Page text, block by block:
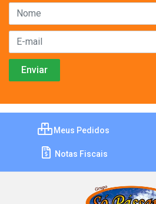
Meus Pedidos
Notas Fiscais